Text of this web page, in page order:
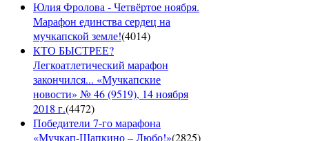
Юлия Фролова - Четвёртое ноября.
Марафон единства сердец на
мучкапской земле!(4014)
КТО БЫСТРЕЕ?
Легкоатлетический марафон
закончился... «Мучкапские
новости» № 46 (9519), 14 ноября
2018 г.(4472)
Победители 7-го марафона
«Мучкап-Шапкино – Любо!»(2825)